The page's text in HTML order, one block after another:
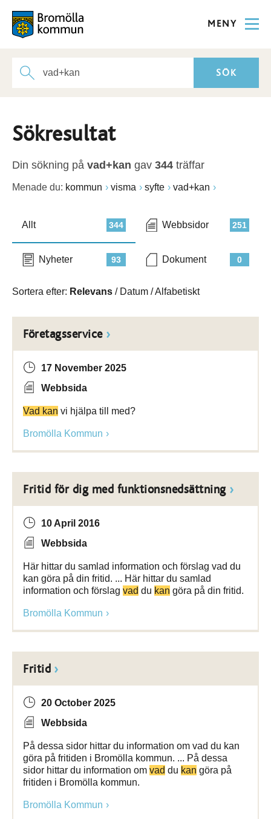
MENY
Sökresultat
Din sökning på vad+kan gav 344 träffar
Menade du: kommun visma syfte vad+kan
344
Allt 251
Webbsidor
93
Nyheter 0
Dokument
Sortera efter: Relevans / Datum /Alfabetiskt
Företagsservice
17 November 2025
Webbsida
Vad kan vi hjälpa till med?
Bromölla Kommun
Fritid för dig med funktionsnedsättning
10 April 2016
Webbsida
Här hittar du samlad information och förslag vad du
kan göra på din fritid. ... Här hittar du samlad
information och förslag vad du kan göra på din fritid.
Bromölla Kommun
Fritid
20 October 2025
Webbsida
På dessa sidor hittar du information om vad du kan
göra på fritiden i Bromölla kommun. ... På dessa
sidor hittar du information om vad du kan göra på
fritiden i Bromölla kommun.
Bromölla Kommun